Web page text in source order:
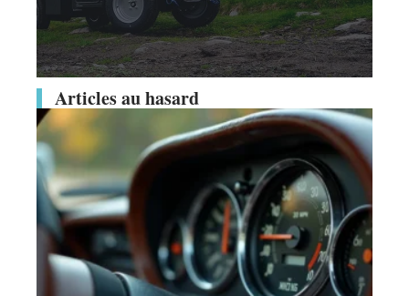
Articles au hasard